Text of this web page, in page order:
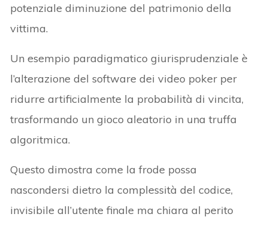
potenziale diminuzione del patrimonio della
vittima.
Un esempio paradigmatico giurisprudenziale è
l’alterazione del software dei video poker per
ridurre artificialmente la probabilità di vincita,
trasformando un gioco aleatorio in una truffa
algoritmica.
Questo dimostra come la frode possa
nascondersi dietro la complessità del codice,
invisibile all’utente finale ma chiara al perito